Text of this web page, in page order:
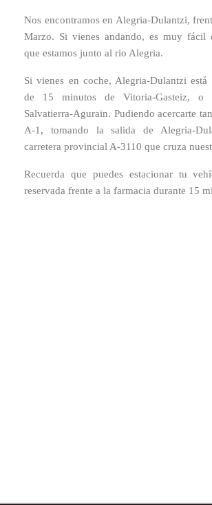
Nos encontramos en Alegria-Dulantzi,
Marzo. Si vienes andando, es muy fácil
que estamos junto al rio Alegria.
Si vienes en coche, Alegria-Dulantzi está
de 15 minutos de Vitoria-Gasteiz, o
Salvatierra-Agurain. Pudiendo acercarte
A-1, tomando la salida de Alegria-
carretera provincial A-3110 que cruza
Recuerda que puedes estacionar tu
reservada frente a la farmacia durante 15